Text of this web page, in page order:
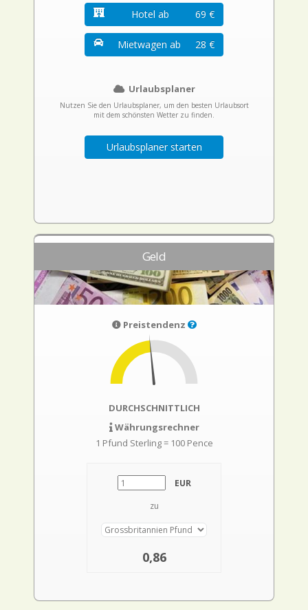
Hotel ab 69 €
Mietwagen ab 28 €
Urlaubsplaner
Nutzen Sie den Urlaubsplaner, um den besten Urlaubsort
mit dem schönsten Wetter zu finden.
Urlaubsplaner starten
Geld
Preistendenz
DURCHSCHNITTLICH
Währungsrechner
1 Pfund Sterling = 100 Pence
EUR
zu
0,86